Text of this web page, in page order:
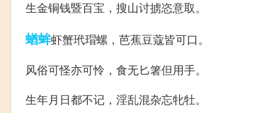
生金铜钱暨百宝，搜山讨掳恣意取。
蝤蛑虾蟹玳瑁螺，芭蕉豆蔻皆可口。
风俗可怪亦可怜，食无匕箸但用手。
生年月日都不记，淫乱混杂忘牝牡。